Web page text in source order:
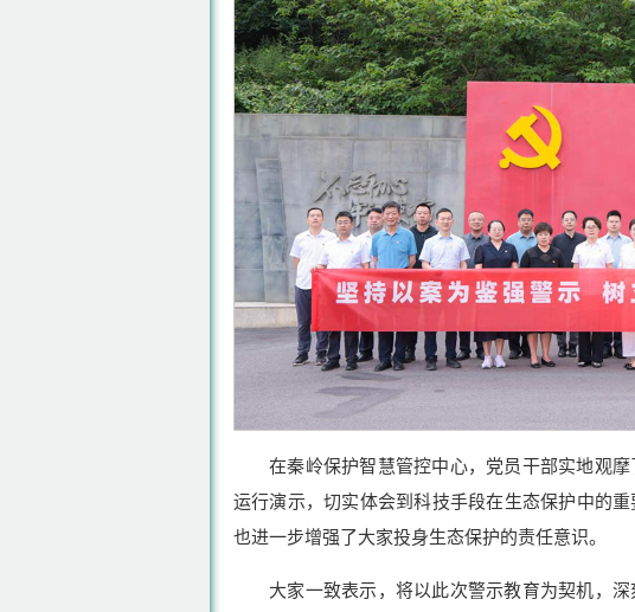
在秦岭保护智慧管控中心，党员干部实地观
运行演示，切实体会到科技手段在生态保护中的
也进一步增强了大家投身生态保护的责任意识。
大家一致表示，将以此次警示教育为契机，